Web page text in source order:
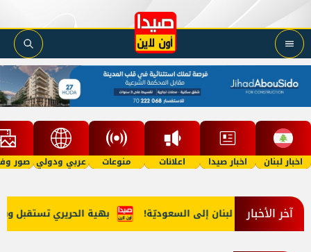
اخبار لبنان اخبار صيدا اعلانات منوعات عربي ودولي صور
آخر الأخبار بهية الحريري تستقبل وفداً مخدّرات من لبنان إلى السعوديّة!